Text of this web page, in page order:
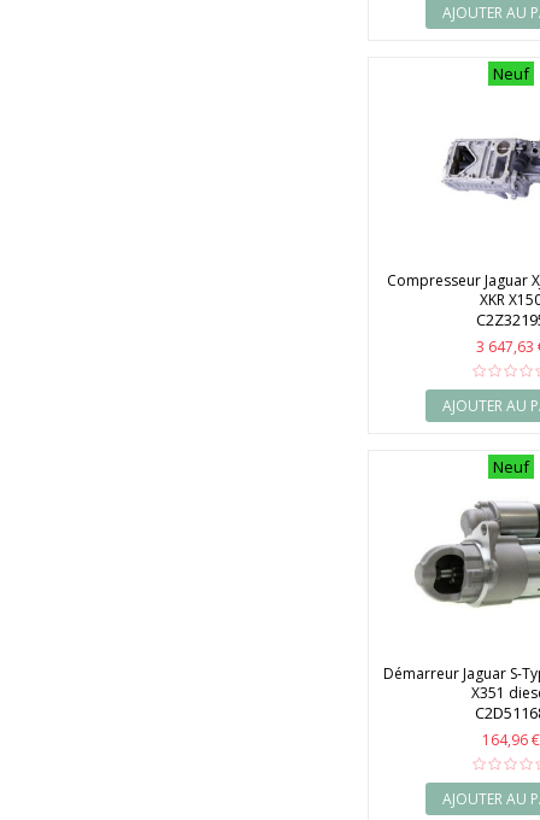
AJOUTER AU
Neuf
Compresseur Jaguar
XKR
3 647,63
AJOUTER AU
Neuf
Démarreur Jaguar S-
X351
164,96 €
AJOUTER AU